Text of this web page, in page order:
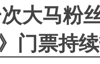
大马粉
门票持